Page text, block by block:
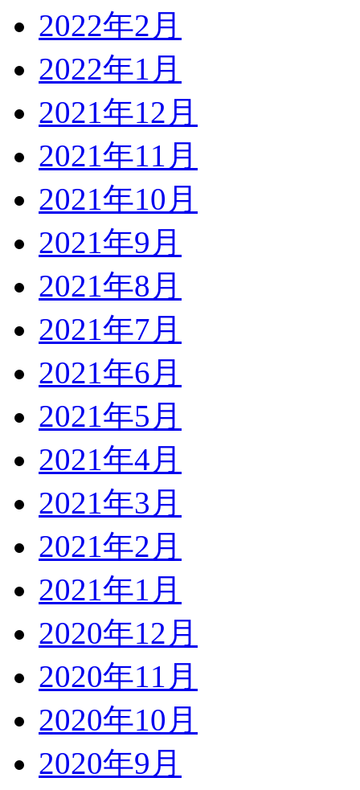
2022年2月
2022年1月
2021年12月
2021年11月
2021年10月
2021年9月
2021年8月
2021年7月
2021年6月
2021年5月
2021年4月
2021年3月
2021年2月
2021年1月
2020年12月
2020年11月
2020年10月
2020年9月